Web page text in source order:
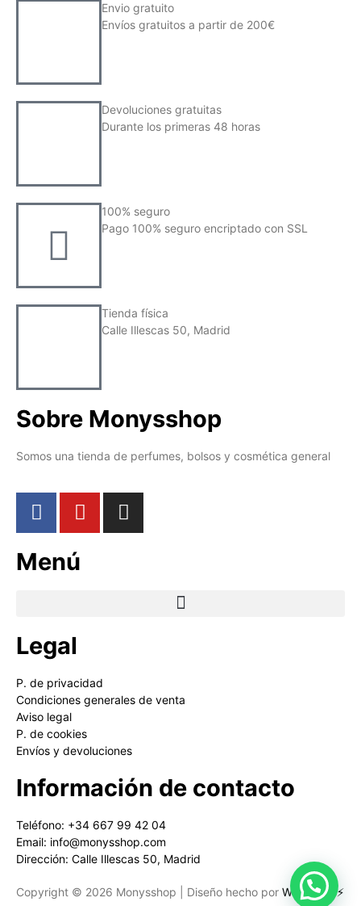
Envio gratuito
Envíos gratuitos a partir de 200€
Devoluciones gratuitas
Durante los primeras 48 horas
100% seguro
Pago 100% seguro encriptado con SSL
Tienda física
Calle Illescas 50, Madrid
Sobre Monysshop
Somos una tienda de perfumes, bolsos y cosmética general
Menú
Legal
P. de privacidad
Condiciones generales de venta
Aviso legal
P. de cookies
Envíos y devoluciones
Información de contacto
Teléfono: +34 667 99 42 04
Email: info@monysshop.com
Dirección: Calle Illescas 50, Madrid
Copyright © 2026 Monysshop | Diseño hecho por Websaurio⚡